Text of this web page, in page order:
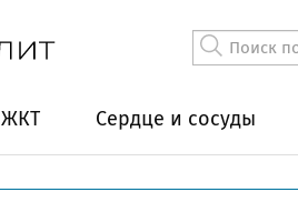
ЖКТ Сердце и сосуды